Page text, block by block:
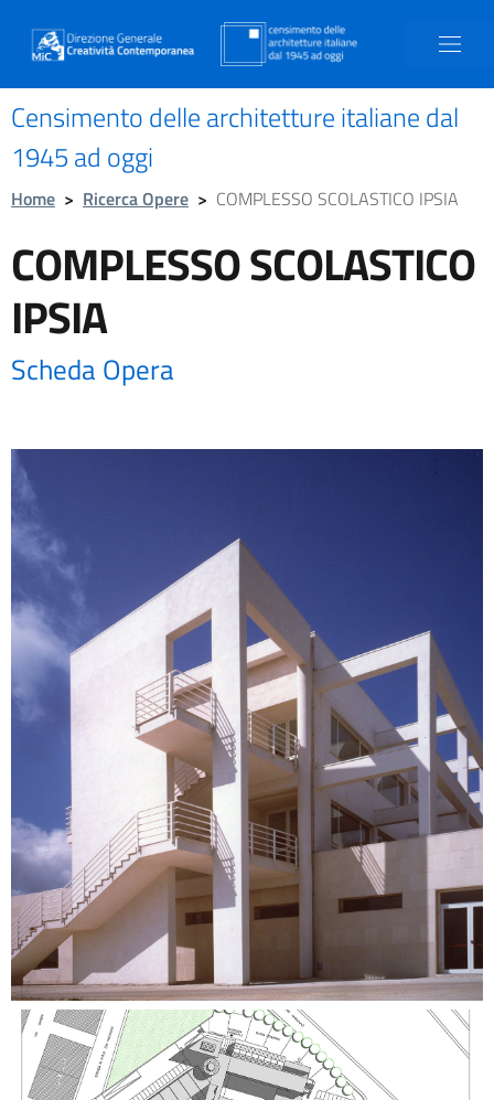
Censimento delle architetture italiane dal
1945 ad oggi
Home > Ricerca Opere > COMPLESSO SCOLASTICO IPSIA
COMPLESSO SCOLASTICO
IPSIA
Scheda Opera